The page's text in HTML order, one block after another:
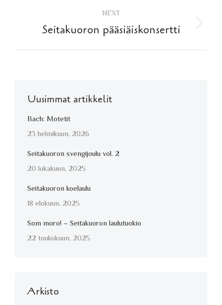
NEXT
Next
Seitakuoron pääsiäiskonsertti
Uusimmat artikkelit
Bach: Motetit
23 helmikuun, 2026
Seitakuoron svengijoulu vol. 2
20 lokakuun, 2025
Seitakuoron koelaulu
18 elokuun, 2025
Som moro! – Seitakuoron laulutuokio
22 toukokuun, 2025
Arkisto